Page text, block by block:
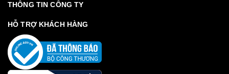
THÔNG TIN CÔNG TY
HỖ TRỢ KHÁCH HÀNG